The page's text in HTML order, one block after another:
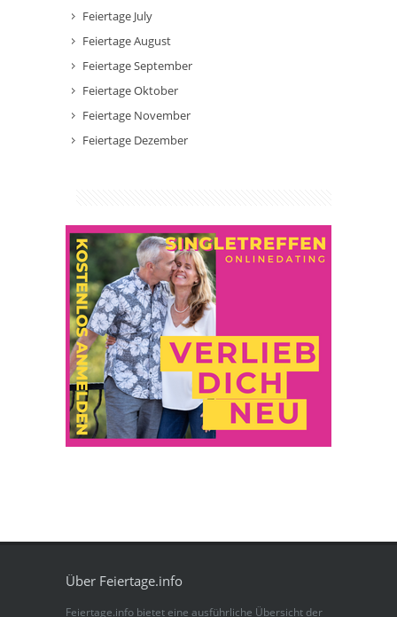
Feiertage July
Feiertage August
Feiertage September
Feiertage Oktober
Feiertage November
Feiertage Dezember
Über Feiertage.info
Feiertage.info bietet eine ausführliche Übersicht der